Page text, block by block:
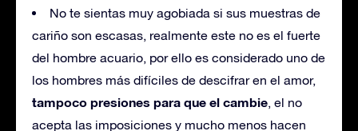
No te sientas muy agobiada si sus muestras de
cariño son escasas, realmente este no es el fuerte
del hombre acuario, por ello es considerado uno de
los hombres más difíciles de descifrar en el amor,
tampoco presiones para que el cambie, el no
acepta las imposiciones y mucho menos hacen